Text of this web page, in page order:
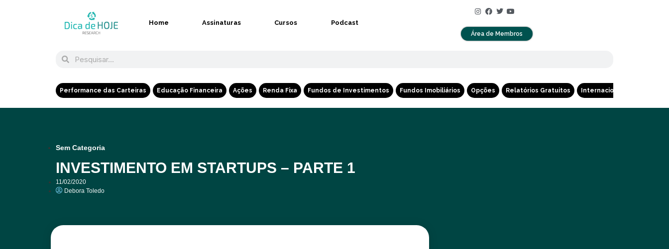
Home Assinaturas Cursos Podcast
Área de Membros
Performance das Carteiras Educação Financeira Ações Renda Fixa Fundos de Investimentos Fundos Imobiliários Opções Relatórios Gratuitos Internacional
Sem Categoria
INVESTIMENTO EM STARTUPS – PARTE 1
11/02/2020
Debora Toledo